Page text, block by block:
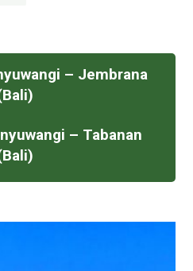
– Jembrana
– Tabanan